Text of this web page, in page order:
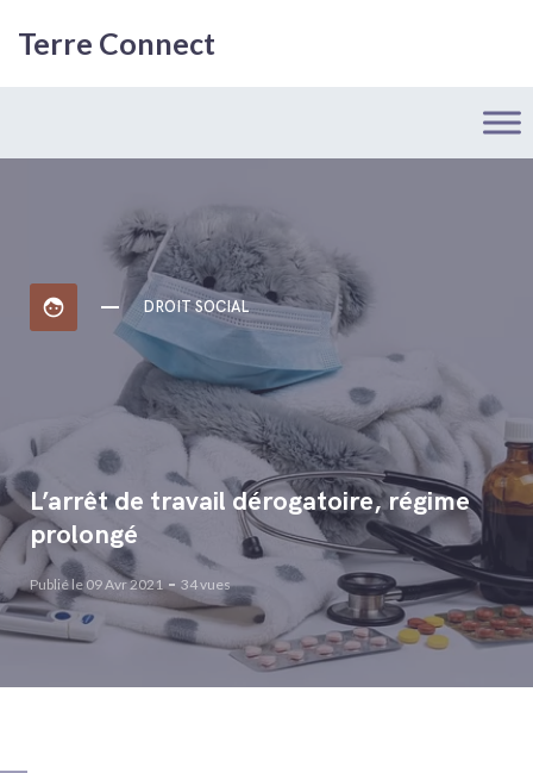
Terre Connect
face DROIT SOCIAL
L’arrêt de travail dérogatoire, régime
prolongé
Publié le 09 Avr 2021 34 vues